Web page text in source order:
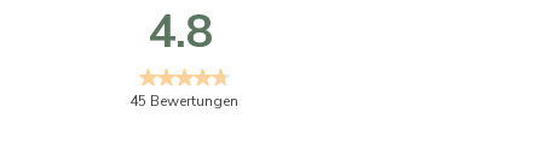
4.8
45 Bewertungen